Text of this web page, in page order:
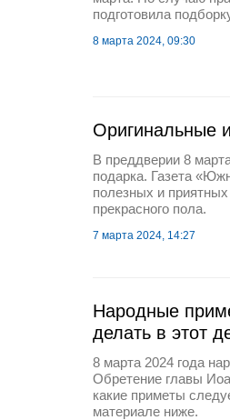
подготовила
8 марта 2024, 09:30
Оригинальные
В преддверии 8
подарка. Газета
полезных и
прекрасного пола.
7 марта 2024, 14:27
Народные
делать в этот
8 марта 2024 года
Обретение главы
какие приметы
материале ниже.